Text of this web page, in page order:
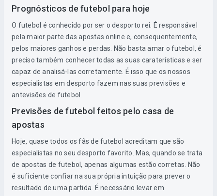
Prognósticos de futebol para hoje
O futebol é conhecido por ser o desporto rei. É responsável
pela maior parte das apostas online e, consequentemente,
pelos maiores ganhos e perdas. Não basta amar o futebol, é
preciso também conhecer todas as suas caraterísticas e ser
capaz de analisá-las corretamente. É isso que os nossos
especialistas em desporto fazem nas suas previsões e
antevisões de futebol.
Previsões de futebol feitos pelo casa de
apostas
Hoje, quase todos os fãs de futebol acreditam que são
especialistas no seu desporto favorito. Mas, quando se trata
de apostas de futebol, apenas algumas estão corretas. Não
é suficiente confiar na sua própria intuição para prever o
resultado de uma partida. É necessário levar em